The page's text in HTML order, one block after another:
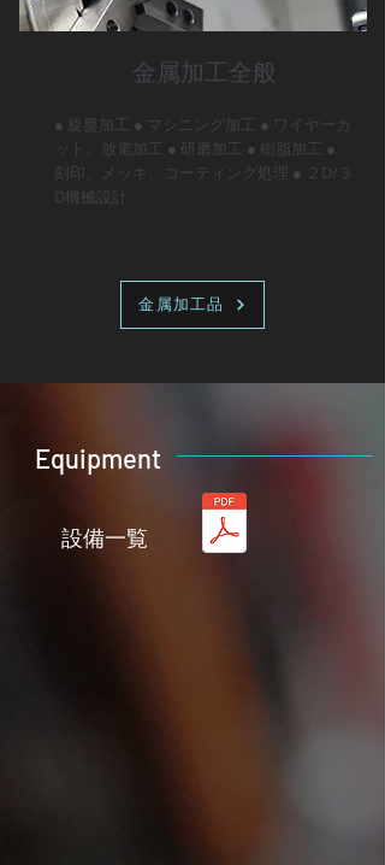
​金属加工全般
● 旋盤加工 ● マシニング加工 ● ワイヤーカ
ット、放電加工 ● 研磨加工 ● 樹脂加工 ●
刻印、メッキ、コーティング処理 ● ２D/３
D機械設計
金属加工品
Equipment
​設備一覧